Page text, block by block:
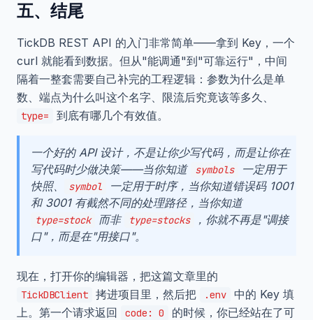
五、结尾
TickDB REST API 的入门非常简单——拿到 Key，一个
curl 就能看到数据。但从"能调通"到"可靠运行"，中间
隔着一整套需要自己补完的工程逻辑：参数为什么是单
数、端点为什么叫这个名字、限流后究竟该等多久、
type= 到底有哪几个有效值。
一个好的 API 设计，不是让你少写代码，而是让你在
写代码时少做决策——当你知道
symbols
一定用于
快照、
symbol
一定用于时序，当你知道错误码 1001
和 3001 有截然不同的处理路径，当你知道
type=stock 而非 type=stocks
，你就不再是"调接
口"，而是在"用接口"。
现在，打开你的编辑器，把这篇文章里的
TickDBClient 拷进项目里，然后把 .env
中的 Key 填
上。第一个请求返回
code: 0
的时候，你已经站在了可